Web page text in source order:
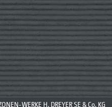
WERKE H. DREYER SE & Co. KG